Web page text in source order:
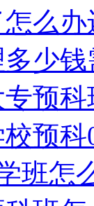
么
少
预
预
班怎